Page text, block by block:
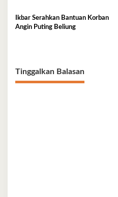
Ikbar Serahkan Bantuan Korban
Angin Puting Beliung
Tinggalkan Balasan